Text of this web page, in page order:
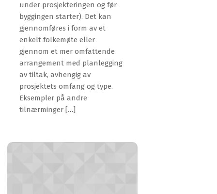
under prosjekteringen og før
byggingen starter). Det kan
gjennomføres i form av et
enkelt folkemøte eller
gjennom et mer omfattende
arrangement med planlegging
av tiltak, avhengig av
prosjektets omfang og type.
Eksempler på andre
tilnærminger […]